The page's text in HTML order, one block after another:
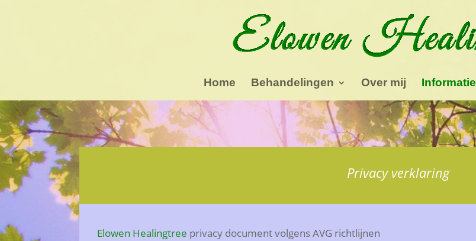
Home Behandelingen Over mij Informatie
Privacy verklaring
Elowen Healingtree privacy document volgens AVG richtlijnen